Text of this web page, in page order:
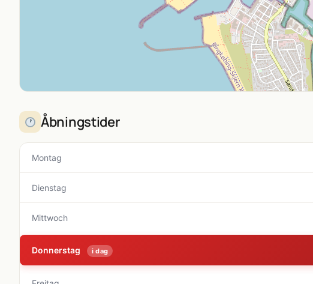
Åbningstider
Montag
Dienstag
Mittwoch
Donnerstag i dag